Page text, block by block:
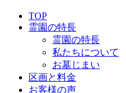
TOP
霊園の特長
霊園の特長
私たちについて
お墓じまい
区画と料金
お客様の声